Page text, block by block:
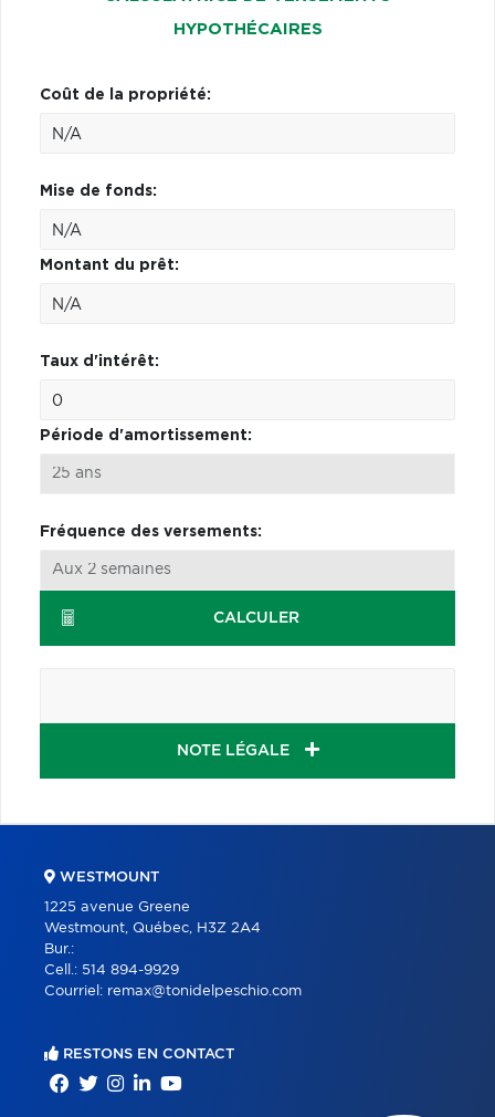
HYPOTHÉCAIRES
Coût de la propriété:
Mise de fonds:
Montant du prêt:
Taux d'intérêt:
Période d'amortissement:
Fréquence des versements:
CALCULER
NOTE LÉGALE
WESTMOUNT
1225 avenue Greene
Westmount, Québec, H3Z 2A4
Bur.:
Cell.: 514 894-9929
Courriel: remax@tonidelpeschio.com
RESTONS EN CONTACT